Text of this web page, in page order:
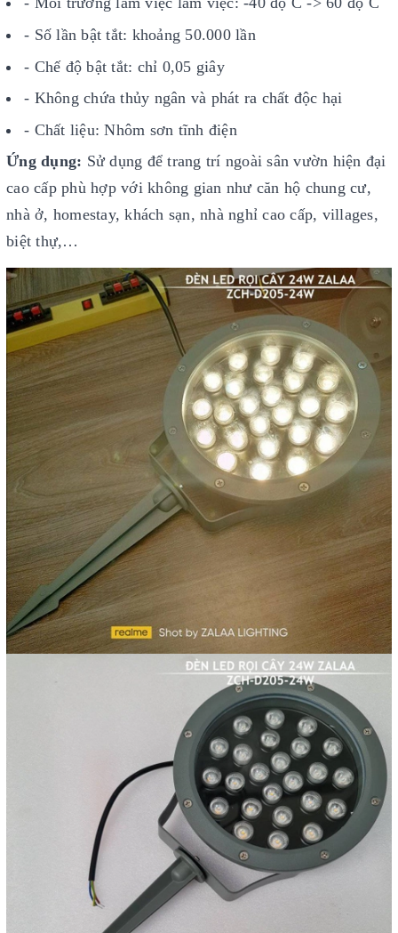
- Số lần bật tắt: khoảng 50.000 lần
- Chế độ bật tắt: chỉ 0,05 giây
- Không chứa thủy ngân và phát ra chất độc hại
- Chất liệu: Nhôm sơn tĩnh điện
Ứng dụng: Sử dụng để trang trí ngoài sân vườn hiện đại
cao cấp phù hợp với không gian như căn hộ chung cư,
nhà ở, homestay, khách sạn, nhà nghỉ cao cấp, villages,
biệt thự,…